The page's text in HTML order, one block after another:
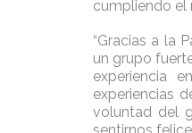
cumpliendo el
“Gracias a la
un grupo
experiencia
experiencias
voluntad del